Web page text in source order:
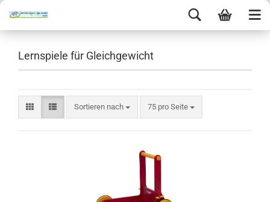
Lernspiele für Gleichgewicht
Sortieren nach 75 pro Seite